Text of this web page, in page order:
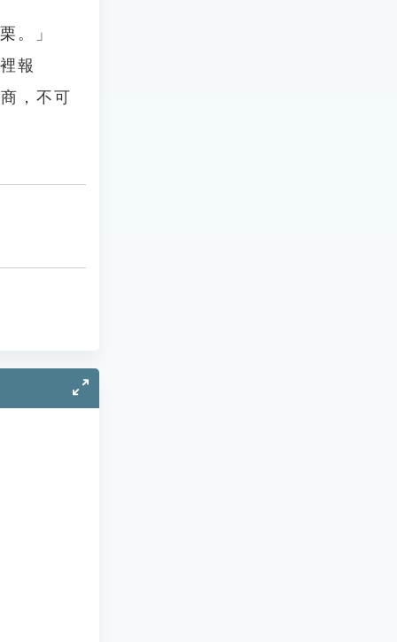
。」
報
，不可